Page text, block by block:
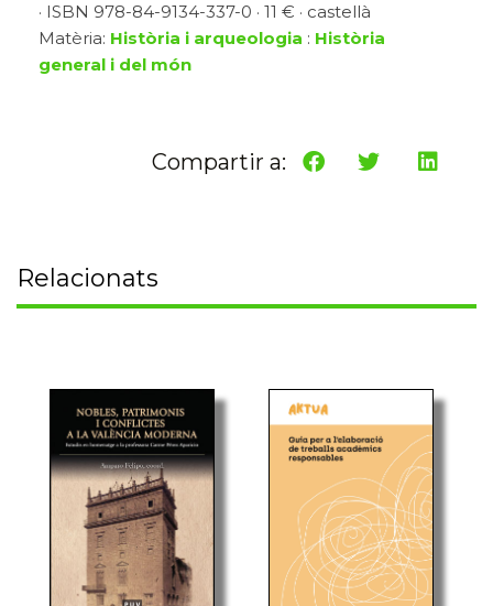
· ISBN 978-84-9134-337-0 · 11 € · castellà
Matèria: Història i arqueologia : Història
general i del món
Compartir a:
Relacionats